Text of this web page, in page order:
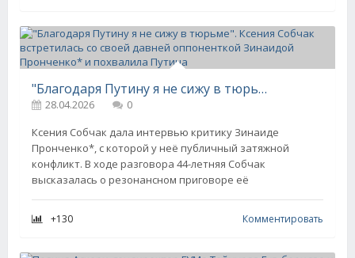
"Благодаря Путину я не сижу в тюрьме". Ксения Собчак встретилась со своей давней оппоненткой Зинаидой Пронченко* и похвалила Путина
28.04.2026
0
Ксения Собчак дала интервью критику Зинаиде
Пронченко*, с которой у неё публичный затяжной
конфликт. В ходе разговора 44-летняя Собчак
высказалась о резонансном приговоре её
+130 Комментировать